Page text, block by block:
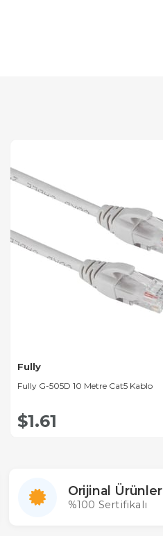
Fully
Fully G-505D 10 Metre Cat5 Kablo
$1.61
Orijinal Ürünler
%100 Sertifikalı